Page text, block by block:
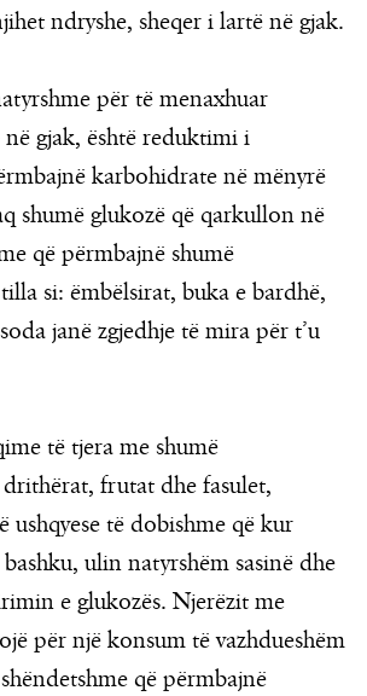
ndryshe, sheqer i lartë në gjak.
për të menaxhuar
gjak, është reduktimi i
karbohidrate në mënyrë
shumë glukozë që qarkullon në
që përmbajnë shumë
si: ëmbëlsirat, buka e bardhë,
janë zgjedhje të mira për t’u
të tjera me shumë
frutat dhe fasulet,
ushqyese të dobishme që kur
ulin natyrshëm sasinë dhe
e glukozës. Njerëzit me
për një konsum të vazhdueshëm
që përmbajnë